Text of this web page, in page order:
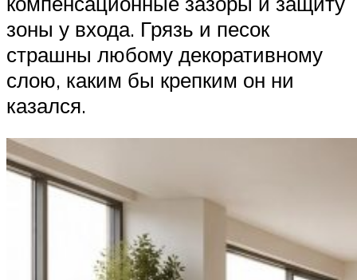
зоны у входа. Грязь и песок
страшны любому декоративному
слою, каким бы крепким он ни
казался.